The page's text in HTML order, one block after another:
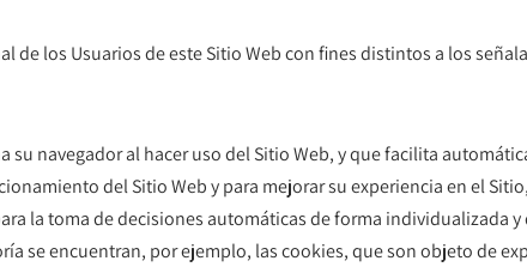
de los Usuarios de este Sitio Web con fines distintos a los
navegador al hacer uso del Sitio Web, y que facilita
del Sitio Web y para mejorar su experiencia en el
la toma de decisiones automáticas de forma individualizada
se encuentran, por ejemplo, las cookies, que son objeto de